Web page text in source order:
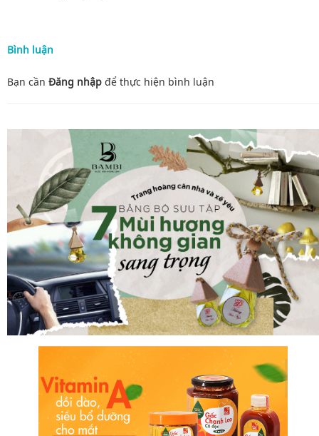
Bình luận
Bạn cần Đăng nhập để thực hiện bình luận